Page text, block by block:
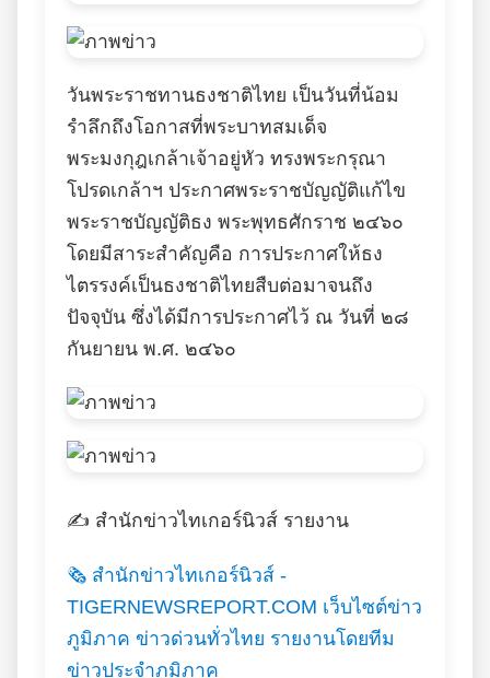
วันพระราชทานธงชาติไทย เป็นวันที่น้อม
รำลึกถึงโอกาสที่พระบาทสมเด็จ
พระมงกุฎเกล้าเจ้าอยู่หัว ทรงพระกรุณา
โปรดเกล้าฯ ประกาศพระราชบัญญัติแก้ไข
พระราชบัญญัติธง พระพุทธศักราช ๒๔๖๐
โดยมีสาระสำคัญคือ การประกาศให้ธง
ไตรรงค์เป็นธงชาติไทยสืบต่อมาจนถึง
ปัจจุบัน ซึ่งได้มีการประกาศไว้ ณ วันที่ ๒๘
กันยายน พ.ศ. ๒๔๖๐
✍️ สำนักข่าวไทเกอร์นิวส์ รายงาน
🗞️ สำนักข่าวไทเกอร์นิวส์ -
TIGERNEWSREPORT.COM เว็บไซต์ข่าว
ภูมิภาค ข่าวด่วนทั่วไทย รายงานโดยทีม
ข่าวประจำภูมิภาค